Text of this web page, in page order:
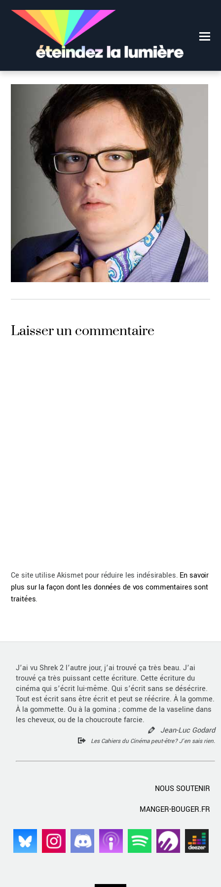
Laisser un commentaire
Ce site utilise Akismet pour réduire les indésirables. En savoir
plus sur la façon dont les données de vos commentaires sont
traitées.
J’ai vu Shrek 2 l’autre jour, j’ai trouvé ça très beau. J’ai
trouvé ça très puissant cette écriture. Cette écriture du
cinéma qui s’écrit lui-même. Qui s’écrit sans se désécrire.
Tout est écrit sans être écrit et peut se réécrire. À la gomme.
À la gommette. Ou à la gomina ; comme de la vaseline dans
les cheveux, ou de la choucroute farcie.
Jean-Luc Godard
Les Cahiers du Cinéma peut-être? J'en sais rien.
NOUS SOUTENIR
MANGER-BOUGER.FR